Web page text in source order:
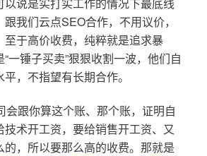
我们云点SEO合作，不用议价，
于高价收费，纯粹就是追求暴
一锤子买卖”狠狠收割一波，他们自
，不指望有长期合作。
会跟你算这个账、那个账，证明自
技术开工资，要给销售开工资、又
，所以要那么高的收费。那就是